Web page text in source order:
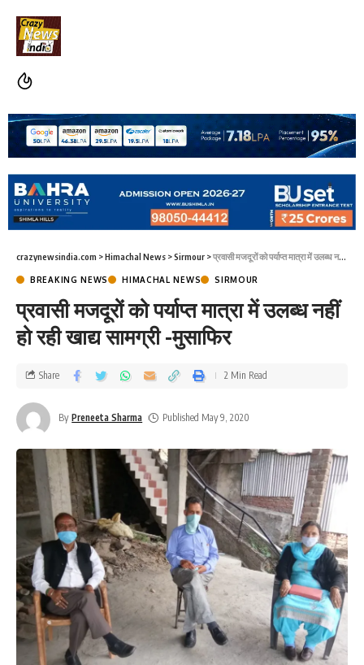
crazynewsindia.com >Himachal News >Sirmour >प्रवासी मजदूरों को पर्याप्त मात्रा में उलब्ध नहीं हो रही खाद्य सामग्री -मुसाफिर
BREAKING NEWS HIMACHAL NEWS SIRMOUR
प्रवासी मजदूरों को पर्याप्त मात्रा में उलब्ध नहीं
हो रही खाद्य सामग्री -मुसाफिर
By Preneeta Sharma Published May 9, 2020
Share 2 Min Read